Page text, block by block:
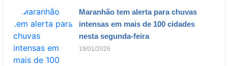
Maranhão tem alerta para chuvas
intensas em mais de 100 cidades
nesta segunda-feira
19/01/2026